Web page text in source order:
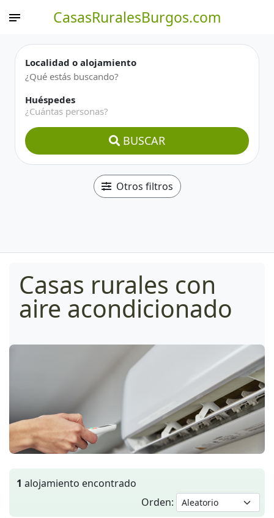
CasasRuralesBurgos.com
Localidad o alojamiento
Huéspedes
¿Cuántas personas?
BUSCAR
Otros filtros
Casas rurales con
aire acondicionado
1 alojamiento encontrado
Orden: